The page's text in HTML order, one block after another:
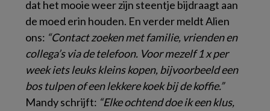
dat het mooie weer zijn steentje bijdraagt aan
de moed erin houden. En verder meldt Alien
ons: “Contact zoeken met familie, vrienden en
collega’s via de telefoon. Voor mezelf 1 x per
week iets leuks kleins kopen, bijvoorbeeld een
bos tulpen of een lekkere koek bij de koffie.”
Mandy schrijft: “Elke ochtend doe ik een klus,